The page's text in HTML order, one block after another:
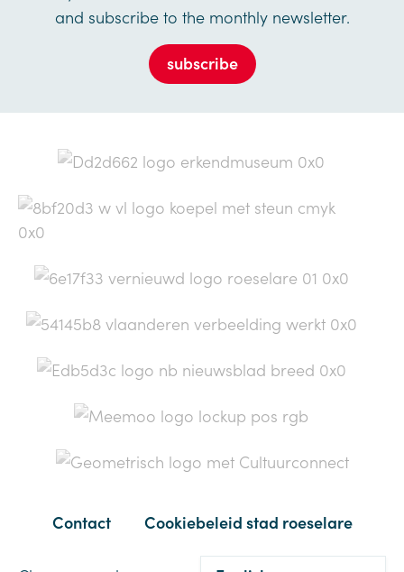
and subscribe to the monthly newsletter.
subscribe
Contact Cookiebeleid stad roeselare